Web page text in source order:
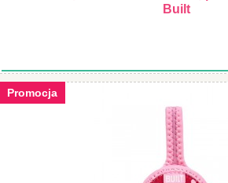
Built
Promocja